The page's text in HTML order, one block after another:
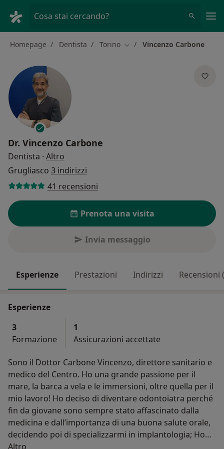
Cosa stai cercando?
Homepage Dentista Torino Cambia città
Vincenzo Carbone
Dr. Vincenzo Carbone
Dentista · Altro
Grugliasco 3 indirizzi
41 recensioni
Prenota una visita
Invia messaggio
Esperienze Prestazioni Indirizzi Recensioni
Esperienze
3
Formazione
1
Assicurazioni accettate
Sono il Dottor Carbone Vincenzo, direttore sanitario e
medico del Centro. Ho una grande passione per il
mare, la barca a vela e le immersioni, oltre quella per il
mio lavoro! Ho deciso di diventare odontoiatra perché
fin da giovane sono sempre stato affascinato dalla
medicina e dall’importanza di una buona salute orale,
decidendo poi di specializzarmi in implantologia; Ho
intrapreso questa scelta perché oltre alla mia passione
Altro